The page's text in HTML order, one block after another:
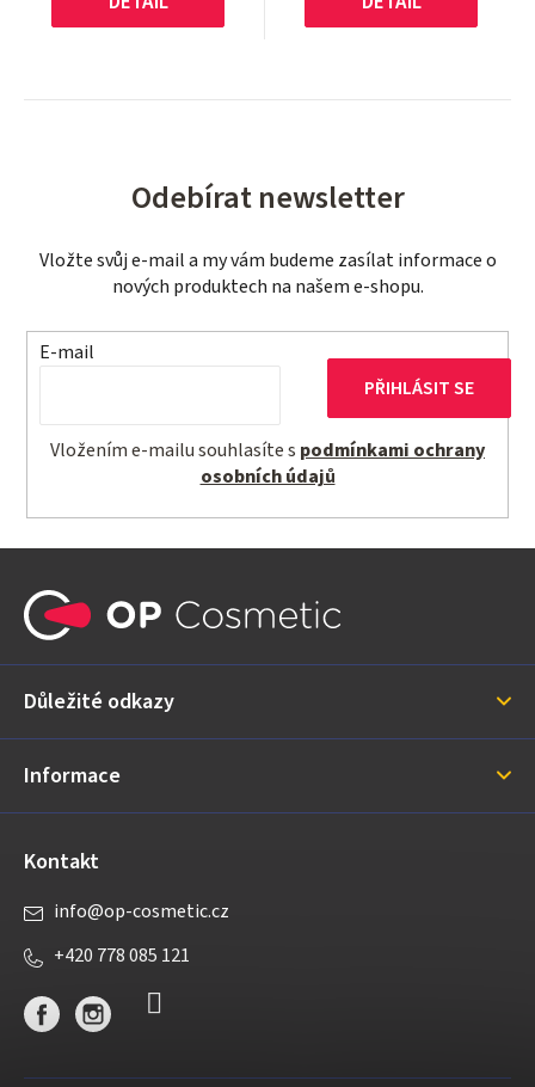
Odebírat newsletter
Vložte svůj e-mail a my vám budeme zasílat informace o
nových produktech na našem e-shopu.
E-mail
Vložením e-mailu souhlasíte s podmínkami ochrany
osobních údajů
PŘIHLÁSIT SE
a
í
Důležité odkazy
Informace
Kontakt
info@op-cosmetic.cz
+420 778 085 121